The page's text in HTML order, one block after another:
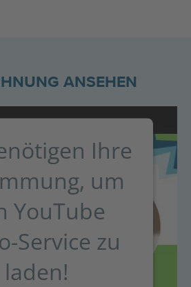
ANSEHEN
Ihre
um
YouTube
Service zu
laden!